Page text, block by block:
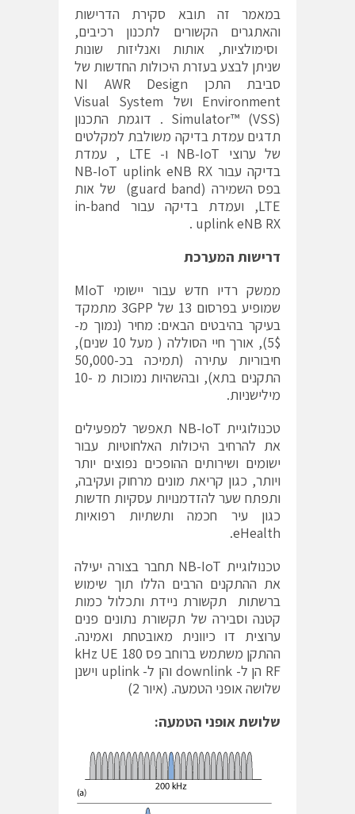
במאמר זה תובא סקירת הדרישות
והאתגרים הקשורים לתכנון רכיבים,
וסימולציות, אותות ואנליזות שונות
שניתן לבצע בעזרת היכולות החדשות של
סביבת התכן NI AWR Design
Environment ושל Visual System
Simulator™ (VSS) . דוגמת התכנון
תדגים עמדת בדיקה משולבת למקלטים
של ערוצי NB-IoT ו- LTE , עמדת
בדיקה עבור NB-IoT uplink eNB RX
בפס השמירה (guard band) של אות
LTE, ועמדת בדיקה עבור in-band
uplink eNB RX .
דרישות המערכת
ממשק רדיו חדש עבור יישומי MIoT
שמופיע בפרסום 13 של 3GPP מתמקד
בעיקר בהיבטים הבאים: מחיר (נמוך מ-
5$), אורך חיי הסוללה ( מעל 10 שנים),
חיבוריות עתירה (תמיכה בכ-50,000
התקנים בתא), ובהשהיות נמוכות מ -10
מילישניות.
טכנולוגיית NB-IoT תאפשר למפעילים
את להרחיב היכולות האלחוטיות עבור
ישומים ושירותים ההופכים נפוצים יותר
ויותר, כגון קריאת מונים מרחוק ועקיבה,
ותפתח שער להזדמנויות עסקיות חדשות
כגון עיר חכמה ותשתיות רפואיות
eHealth.
טכנולוגיית NB-IoT תחבר בצורה יעילה
את ההתקנים הרבים הללו תוך שימוש
ברשתות תקשורת ניידת ותכלול כמות
קטנה וסבירה של תקשורת נתונים פנים
ערוצית דו כיוונית מאובטחת ואמינה.
ההתקן משתמש ברוחב פס 180 kHz UE
RF הן ל- downlink והן ל- uplink וישנן
שלושה אופני הטמעה. (איור 2)
שלושת אופני הטמעה: